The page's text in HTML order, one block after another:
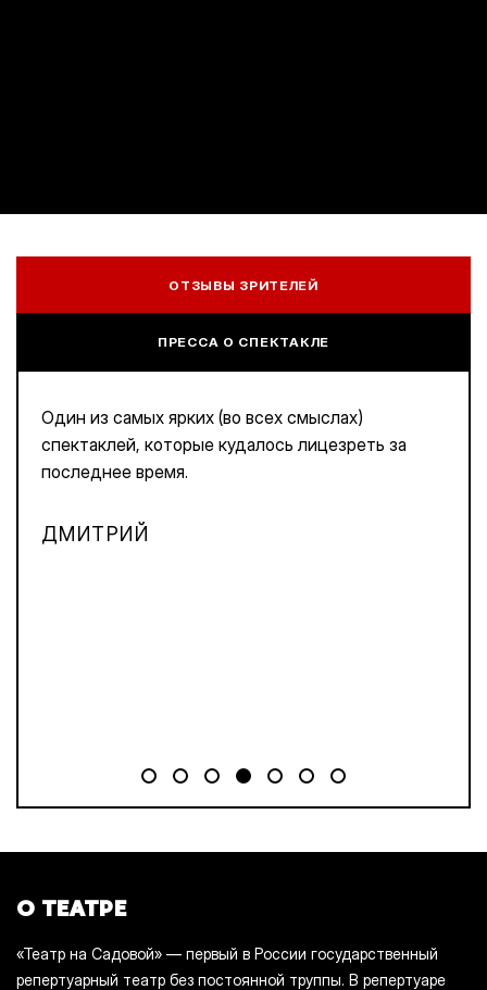
ОТЗЫВЫ ЗРИТЕЛЕЙ
ПРЕССА О СПЕКТАКЛЕ
Один из самых ярких (во всех смыслах)
спектаклей, которые кудалось лицезреть за
последнее время.
ДМИТРИЙ
О ТЕАТРЕ
«Театр на Садовой» — первый в России государственный
репертуарный театр без постоянной труппы. В репертуаре